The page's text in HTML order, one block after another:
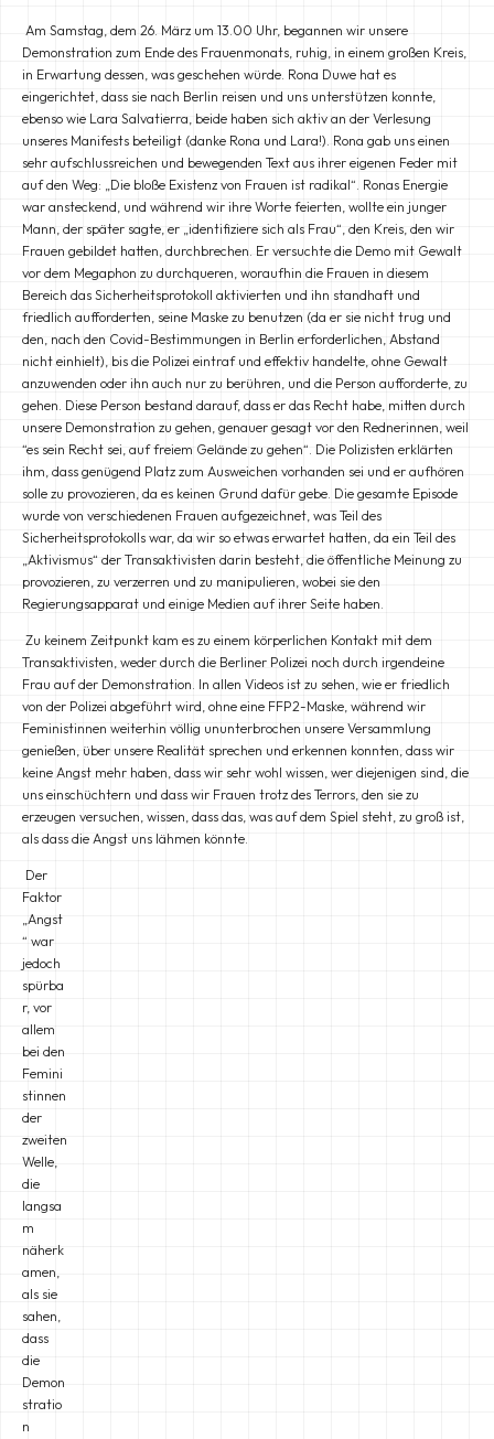
Am Samstag, dem 26. März um 13.00 Uhr, begannen wir unsere
Demonstration zum Ende des Frauenmonats, ruhig, in einem großen Kreis,
in Erwartung dessen, was geschehen würde. Rona Duwe hat es
eingerichtet, dass sie nach Berlin reisen und uns unterstützen konnte,
ebenso wie Lara Salvatierra, beide haben sich aktiv an der Verlesung
unseres Manifests beteiligt (danke Rona und Lara!). Rona gab uns einen
sehr aufschlussreichen und bewegenden Text aus ihrer eigenen Feder mit
auf den Weg: „Die bloße Existenz von Frauen ist radikal“. Ronas Energie
war ansteckend, und während wir ihre Worte feierten, wollte ein junger
Mann, der später sagte, er „identifiziere sich als Frau“, den Kreis, den wir
Frauen gebildet hatten, durchbrechen. Er versuchte die Demo mit Gewalt
vor dem Megaphon zu durchqueren, woraufhin die Frauen in diesem
Bereich das Sicherheitsprotokoll aktivierten und ihn standhaft und
friedlich aufforderten, seine Maske zu benutzen (da er sie nicht trug und
den, nach den Covid-Bestimmungen in Berlin erforderlichen, Abstand
nicht einhielt), bis die Polizei eintraf und effektiv handelte, ohne Gewalt
anzuwenden oder ihn auch nur zu berühren, und die Person aufforderte, zu
gehen. Diese Person bestand darauf, dass er das Recht habe, mitten durch
unsere Demonstration zu gehen, genauer gesagt vor den Rednerinnen, weil
“es sein Recht sei, auf freiem Gelände zu gehen“. Die Polizisten erklärten
ihm, dass genügend Platz zum Ausweichen vorhanden sei und er aufhören
solle zu provozieren, da es keinen Grund dafür gebe. Die gesamte Episode
wurde von verschiedenen Frauen aufgezeichnet, was Teil des
Sicherheitsprotokolls war, da wir so etwas erwartet hatten, da ein Teil des
„Aktivismus“ der Transaktivisten darin besteht, die öffentliche Meinung zu
provozieren, zu verzerren und zu manipulieren, wobei sie den
Regierungsapparat und einige Medien auf ihrer Seite haben.
Zu keinem Zeitpunkt kam es zu einem körperlichen Kontakt mit dem
Transaktivisten, weder durch die Berliner Polizei noch durch irgendeine
Frau auf der Demonstration. In allen Videos ist zu sehen, wie er friedlich
von der Polizei abgeführt wird, ohne eine FFP2-Maske, während wir
Feministinnen weiterhin völlig ununterbrochen unsere Versammlung
genießen, über unsere Realität sprechen und erkennen konnten, dass wir
keine Angst mehr haben, dass wir sehr wohl wissen, wer diejenigen sind, die
uns einschüchtern und dass wir Frauen trotz des Terrors, den sie zu
erzeugen versuchen, wissen, dass das, was auf dem Spiel steht, zu groß ist,
als dass die Angst uns lähmen könnte.
Der
Faktor
„Angst
“ war
jedoch
spürba
r, vor
allem
bei den
Femini
stinnen
der
zweiten
Welle,
die
langsa
m
näherk
amen,
als sie
sahen,
dass
die
Demon
stratio
n